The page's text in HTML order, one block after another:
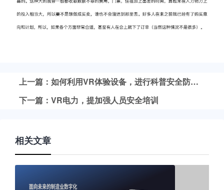
上一篇：如何利用VR体验设备，进行科普安全防护知识
下一篇：VR电力，提加强人员安全培训
相关文章